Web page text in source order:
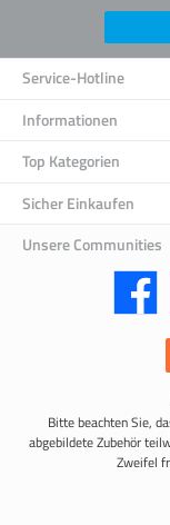
Service-Hotline
Informationen
Top Kategorien
Sicher Einkaufen
Unsere Communities
Facebook
Bitte beachten Sie,
abgebildete Zubehör
Zweifel